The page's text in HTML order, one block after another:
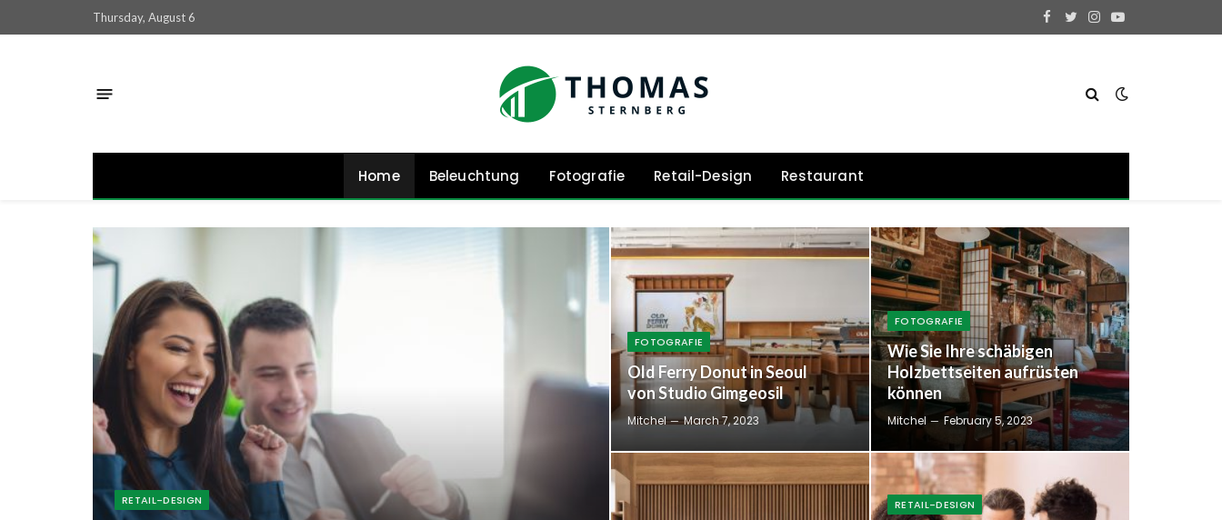
Thursday, August 6
Facebook
TwitterInstagram
YouTube
Home Beleuchtung Fotografie Retail-Design Restaurant
RETAIL-DESIGN
FOTOGRAFIE
Old Ferry Donut in Seoul
von Studio Gimgeosil
Mitchel March 7, 2023
FOTOGRAFIE
Wie Sie Ihre schäbigen
Holzbettseiten aufrüsten
können
Mitchel February 5, 2023
RETAIL-DESIGN